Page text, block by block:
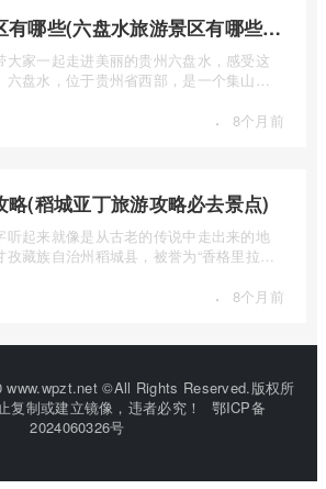
六盘水旅游景区有哪些(六盘水旅游景区有哪些景点值得去)
大家一起走进美丽的贵州六盘水，感受这
六盘水，位于贵州省西部，是一个集山水
· 8个月前
略(稻城亚丁旅游攻略必去景点)
听起来就像是从古老的传说中走出来的地
藏族自治州稻城县，被誉为“香格里拉的
· 8个月前
www.wpzt.net ©All Rights Reserved.版权所
复制或建立镜像，违者必究！
鄂ICP备
2024060326号